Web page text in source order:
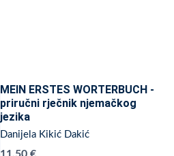
MEIN ERSTES WORTERBUCH -
priručni rječnik njemačkog
jezika
Danijela Kikić Dakić